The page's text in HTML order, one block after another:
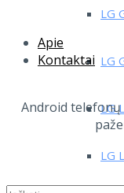
LG
LG
LG
LG
Apie
Kontaktai
Android